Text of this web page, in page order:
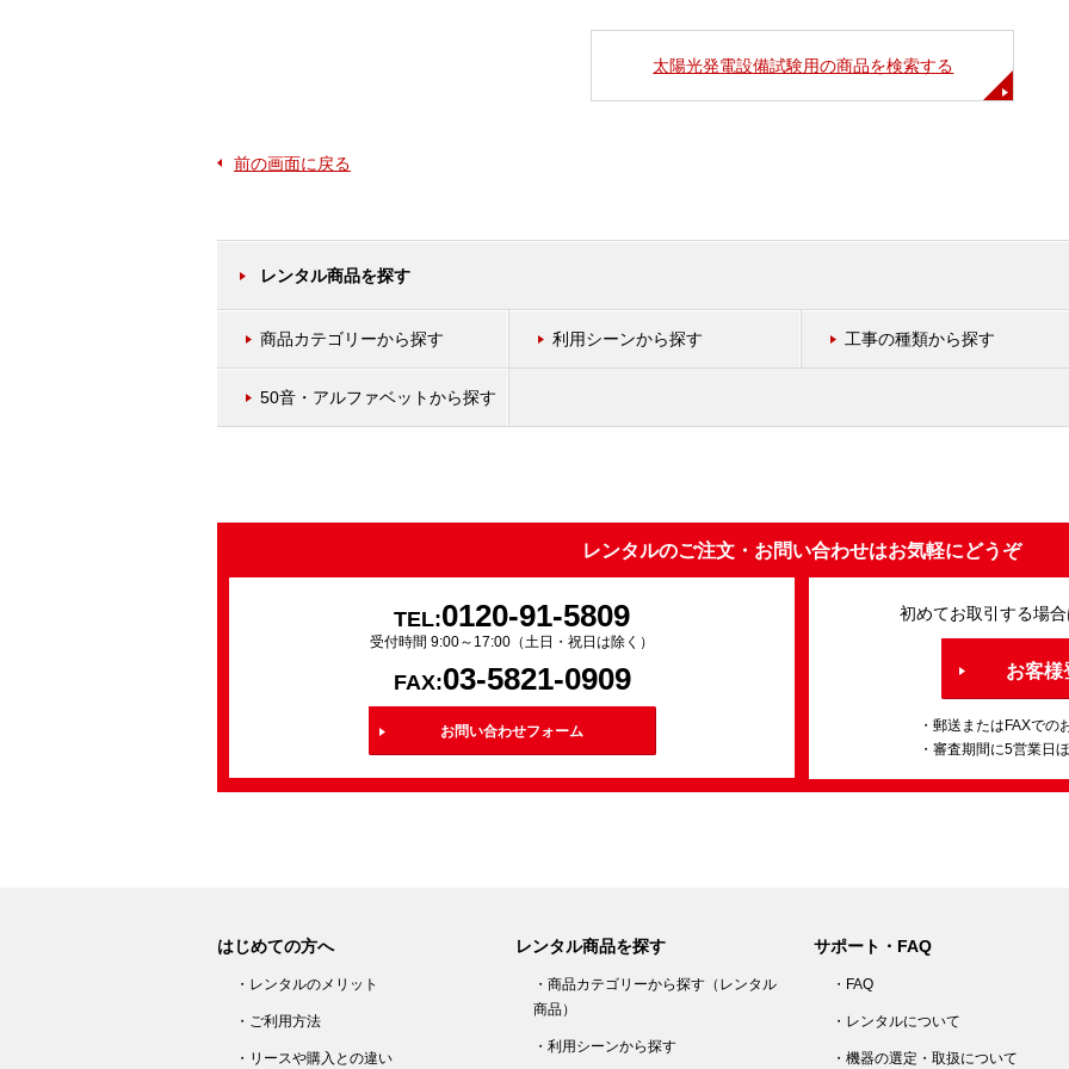
太陽光発電設備試験用の商品を検索する
前の画面に戻る
レンタル商品を探す
商品カテゴリーから探す 利用シーンから探す 工事の種類から探す
50音・アルファベットから探す
レンタルのご注文・お問い合わせはお気軽にどうぞ
TEL:0120-91-5809
受付時間 9:00～17:00（土日・祝日は除く）
FAX:03-5821-0909
お問い合わせフォーム
初めてお取引する場
お客様
・郵送またはFAXでの
・審査期間に5営業日
はじめての方へ
・レンタルのメリット
・ご利用方法
・リースや購入との違い
レンタル商品を探す
・商品カテゴリーから探す（レンタル
商品）
・利用シーンから探す
サポート・FAQ
・FAQ
・レンタルについて
・機器の選定・取扱について